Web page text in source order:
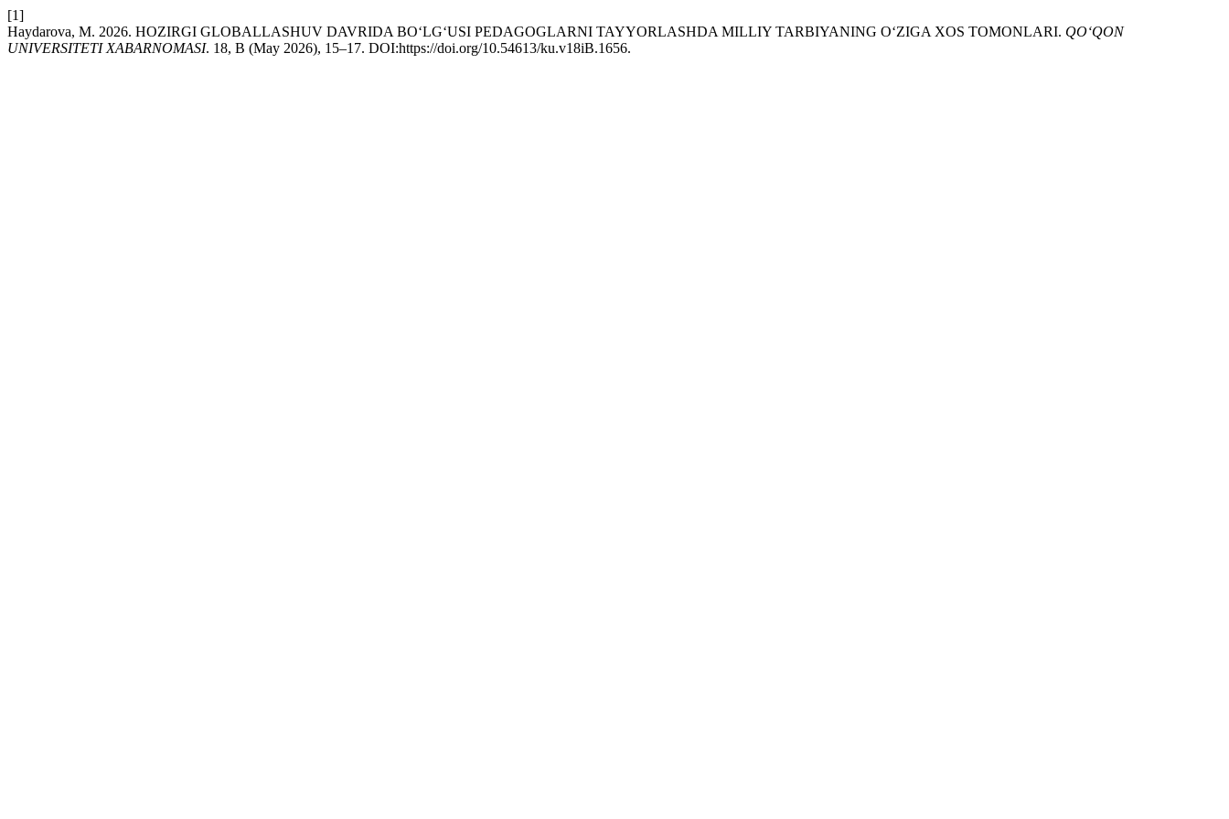
[1]
Haydarova, M. 2026. HOZIRGI GLOBALLASHUV DAVRIDA BO‘LG‘USI PEDAGOGLARNI TAYYORLASHDA MILLIY TARBIYANING O‘ZIGA XOS TOMONLARI. QO‘QON
UNIVERSITETI XABARNOMASI. 18, B (May 2026), 15–17. DOI:https://doi.org/10.54613/ku.v18iB.1656.